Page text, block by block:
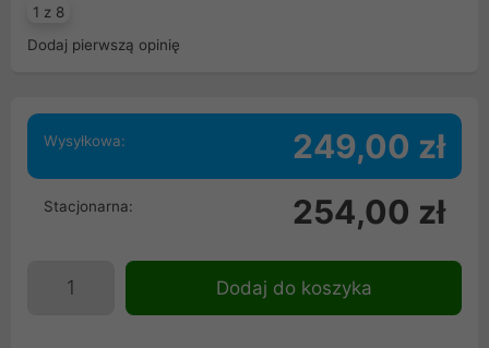
1 z 8
Dodaj pierwszą opinię
Wysyłkowa: 249,00 zł
Stacjonarna: 254,00 zł
Dodaj do koszyka